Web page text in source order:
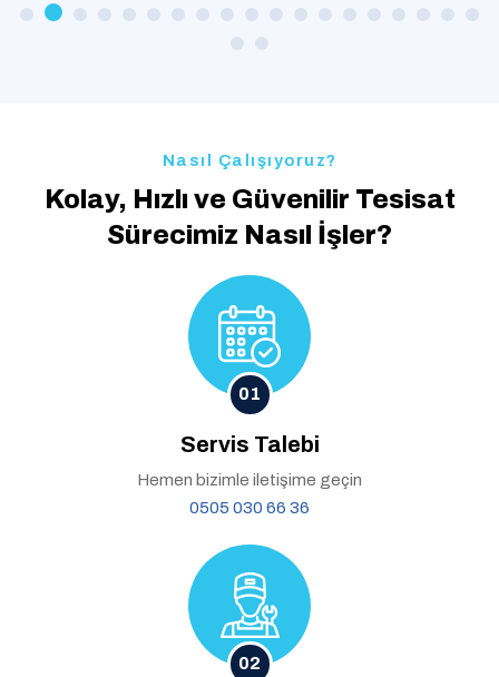
Nasıl Çalışıyoruz?
Kolay, Hızlı ve Güvenilir Tesisat
Sürecimiz Nasıl İşler?
01
Servis Talebi
Hemen bizimle iletişime geçin
0505 030 66 36
02